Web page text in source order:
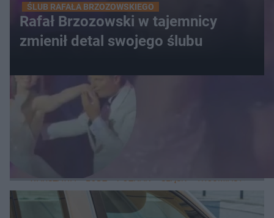
ŚLUB RAFAŁA BRZOZOWSKIEGO
Rafał Brzozowski w tajemnicy
zmienił detal swojego ślubu
WARSZAWA ŁÓDŹ TRÓJMIASTO